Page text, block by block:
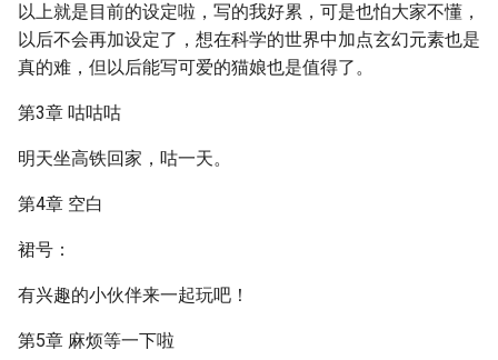
以上就是目前的设定啦，写的我好累，可是也怕大家不懂，
以后不会再加设定了，想在科学的世界中加点玄幻元素也是
真的难，但以后能写可爱的猫娘也是值得了。
第3章 咕咕咕
明天坐高铁回家，咕一天。
第4章 空白
裙号：
有兴趣的小伙伴来一起玩吧！
第5章 麻烦等一下啦